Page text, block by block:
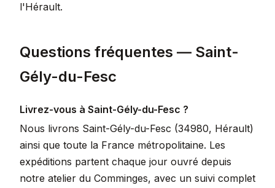
l'Hérault.
Questions fréquentes — Saint-
Gély-du-Fesc
Livrez-vous à Saint-Gély-du-Fesc ?
Nous livrons Saint-Gély-du-Fesc (34980, Hérault)
ainsi que toute la France métropolitaine. Les
expéditions partent chaque jour ouvré depuis
notre atelier du Comminges, avec un suivi complet